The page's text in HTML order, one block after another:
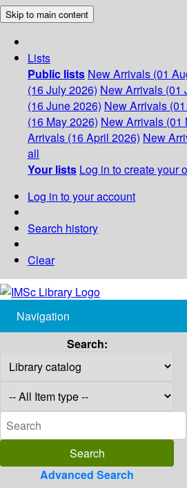
Skip to main content
Lists
Public lists New Arrivals (01
(16 July 2026) New Arrivals (01
(16 June 2026) New Arrivals
(16 May 2026) New Arrivals (01
Arrivals (16 April 2026) New
all
Your lists Log in to create your
Log in to your account
Search history
Clear
Navigation
Search:
Advanced Search